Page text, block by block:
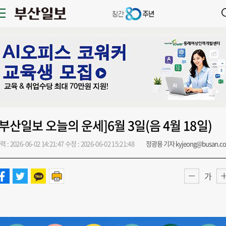
산일보 오늘의 운세]6월 3일(음 4월 18일)
: 2026-06-02 14:21:47수정 : 2026-06-02 15:21:48 정광용 기자
가